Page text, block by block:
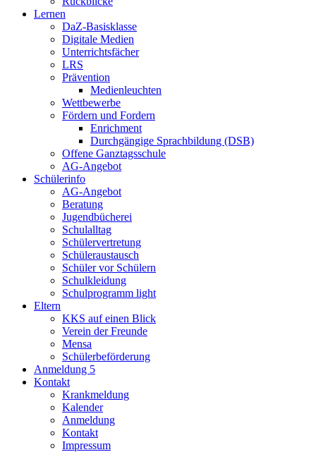
Lernen
DaZ-Basisklasse
Digitale Medien
Unterrichtsfächer
LRS
Prävention
Medienleuchten
Wettbewerbe
Fördern und Fordern
Enrichment
Durchgängige Sprachbildung (DSB)
Offene Ganztagsschule
AG-Angebot
Schülerinfo
AG-Angebot
Beratung
Jugendbücherei
Schulalltag
Schülervertretung
Schüleraustausch
Schüler vor Schülern
Schulkleidung
Schulprogramm light
Eltern
KKS auf einen Blick
Verein der Freunde
Mensa
Schülerbeförderung
Anmeldung 5
Kontakt
Krankmeldung
Kalender
Anmeldung
Kontakt
Impressum